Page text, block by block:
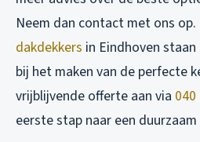
Neem dan contact met ons op.
dakdekkers in Eindhoven
bij het maken van de perfecte
vrijblijvende offerte aan via 040
eerste stap naar een